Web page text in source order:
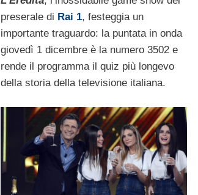
puntate su Rai 1
preserale di Rai 1, festeggia un
importante traguardo: la puntata in onda
giovedì 1 dicembre è la numero 3502 e
rende il programma il quiz più longevo
della storia della televisione italiana.